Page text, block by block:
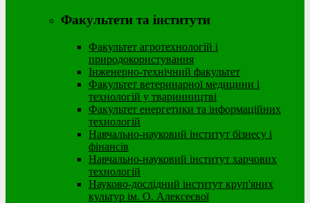
Факультети та інститути
Факультет агротехнологій і
природокористування
Інженерно-технічний факультет
Факультет ветеринарної медицини і
технологій у тваринництві
Факультет енергетики та інформаційних
технологій
Навчально-науковий інститут бізнесу і
фінансів
Навчально-науковий інститут харчових
технологій
Науково-дослідний інститут круп'яних
культур ім. О. Алексеєвої